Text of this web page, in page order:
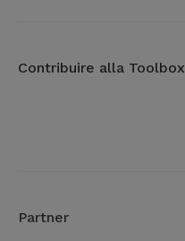
Contribuire alla Toolbox
Partner